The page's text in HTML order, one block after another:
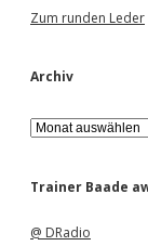
Zum runden Leder
Archiv
A
r
h
Trainer Baade
@ DRadio